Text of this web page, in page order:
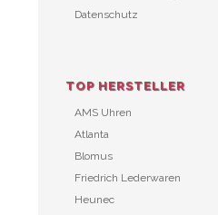
Datenschutz
TOP HERSTELLER
AMS Uhren
Atlanta
Blomus
Friedrich Lederwaren
Heunec